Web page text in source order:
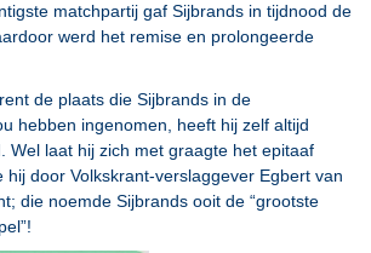
matchpartij gaf Sijbrands in tijdnood de
werd het remise en prolongeerde
de plaats die Sijbrands in de
hebben ingenomen, heeft hij zelf altijd
Wel laat hij zich met graagte het epitaaf
hij door Volkskrant-verslaggever Egbert van
die noemde Sijbrands ooit de “grootste